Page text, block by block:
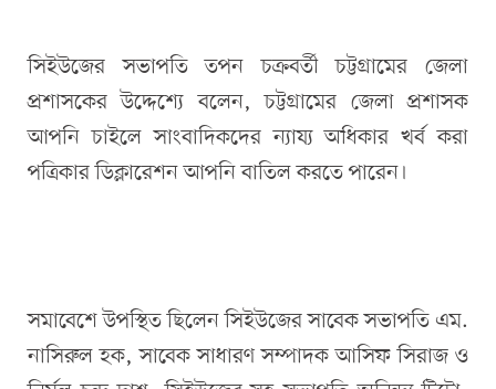
সিইউজের সভাপতি তপন চক্রবর্তী চট্টগ্রামের জেলা
প্রশাসকের উদ্দেশ্যে বলেন, চট্টগ্রামের জেলা প্রশাসক
আপনি চাইলে সাংবাদিকদের ন্যায্য অধিকার খর্ব করা
পত্রিকার ডিক্লারেশন আপনি বাতিল করতে পারেন।
সমাবেশে উপস্থিত ছিলেন সিইউজের সাবেক সভাপতি এম.
নাসিরুল হক, সাবেক সাধারণ সম্পাদক আসিফ সিরাজ ও